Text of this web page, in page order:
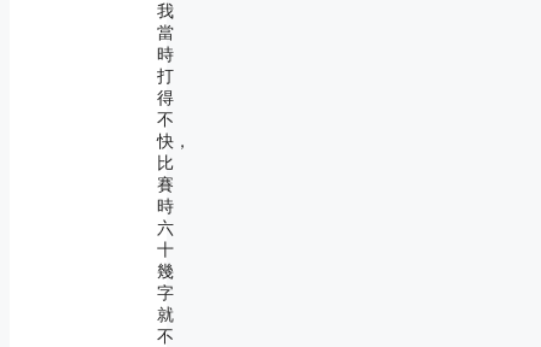
我
當
時
打
得
不
快，
比
賽
時
六
十
幾
字
就
不